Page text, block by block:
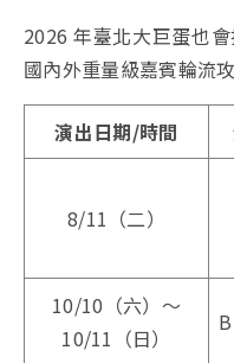
2026 年臺北大巨蛋也
國內外重量級嘉賓輪流
演出日期/時間
8/11（二）
10/10（六）～
10/11（日）